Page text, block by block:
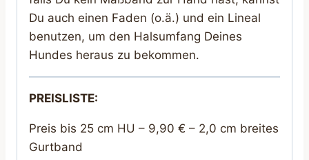
Du auch einen Faden (o.ä.) und ein Lineal
benutzen, um den Halsumfang Deines
Hundes heraus zu bekommen.
PREISLISTE:
Preis bis 25 cm HU – 9,90 € – 2,0 cm breites
Gurtband